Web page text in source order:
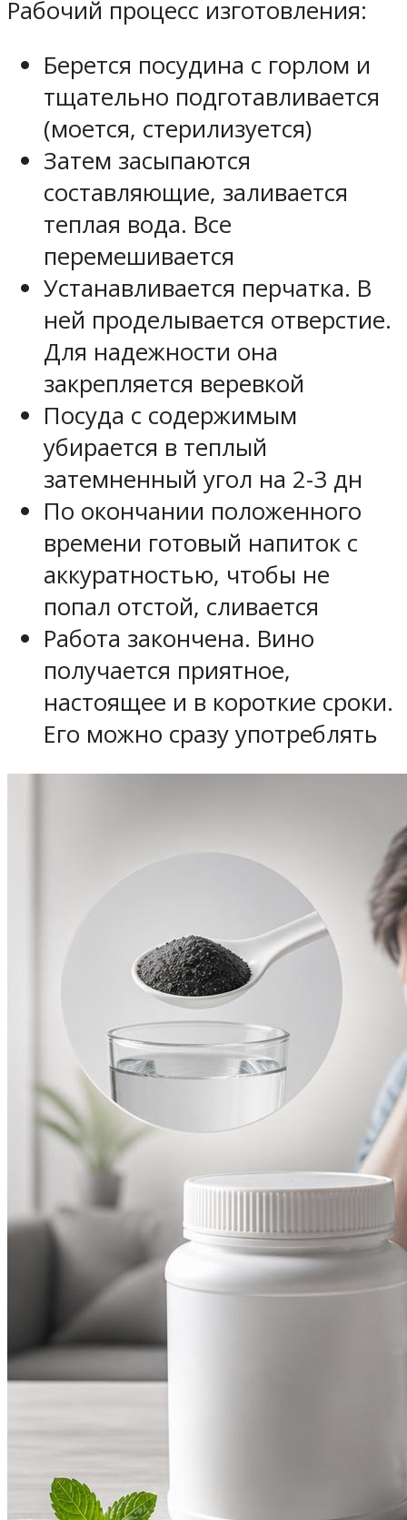
Рабочий процесс изготовления:
Берется посудина с горлом и
тщательно подготавливается
(моется, стерилизуется)
Затем засыпаются
составляющие, заливается
теплая вода. Все
перемешивается
Устанавливается перчатка. В
ней проделывается отверстие.
Для надежности она
закрепляется веревкой
Посуда с содержимым
убирается в теплый
затемненный угол на 2-3 дн
По окончании положенного
времени готовый напиток с
аккуратностью, чтобы не
попал отстой, сливается
Работа закончена. Вино
получается приятное,
настоящее и в короткие сроки.
Его можно сразу употреблять